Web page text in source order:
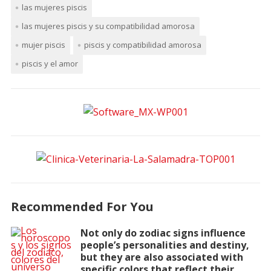
las mujeres piscis
las mujeres piscis y su compatibilidad amorosa
mujer piscis
piscis y compatibilidad amorosa
piscis y el amor
Recommended For You
Not only do zodiac signs influence
people’s personalities and destiny,
but they are also associated with